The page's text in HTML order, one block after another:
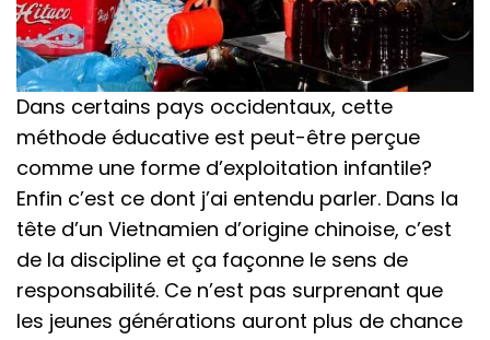
Dans certains pays occidentaux, cette
méthode éducative est peut-être perçue
comme une forme d’exploitation infantile?
Enfin c’est ce dont j’ai entendu parler. Dans la
tête d’un Vietnamien d’origine chinoise, c’est
de la discipline et ça façonne le sens de
responsabilité. Ce n’est pas surprenant que
les jeunes générations auront plus de chance